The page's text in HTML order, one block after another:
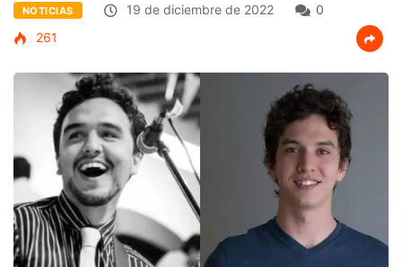
NOTICIAS 19 de diciembre de 2022
0
261